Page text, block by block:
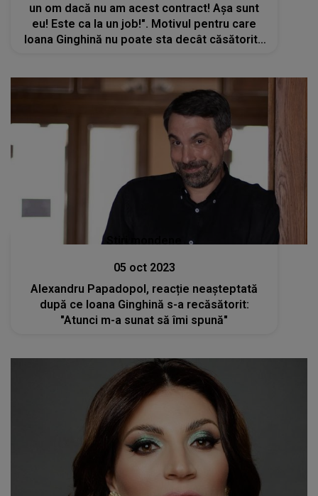
un om dacă nu am acest contract! Așa sunt
eu! Este ca la un job!". Motivul pentru care
Ioana Ginghină nu poate sta decât căsătorită
05 oct 2023
Alexandru Papadopol, reacție neașteptată
după ce Ioana Ginghină s-a recăsătorit:
"Atunci m-a sunat să îmi spună"